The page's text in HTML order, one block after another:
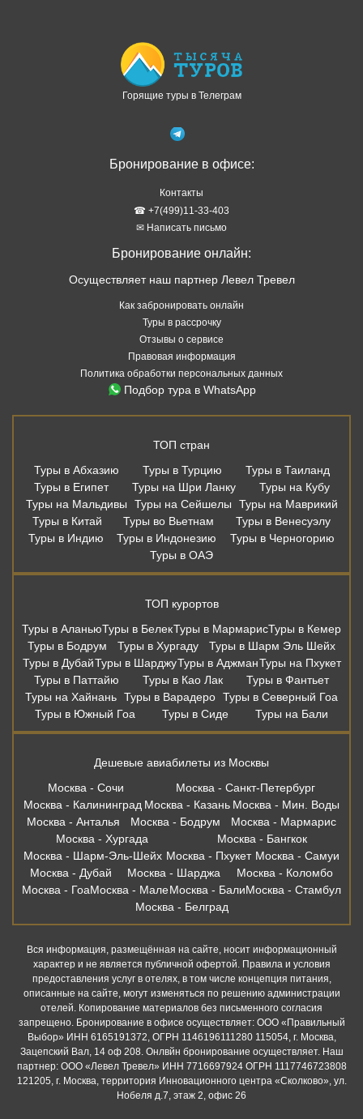
Горящие туры в Телеграм
Бронирование в офисе:
Контакты
☎ +7(499)11-33-403
✉ Написать письмо
Бронирование онлайн:
Осуществляет наш партнер Левел Тревел
Как забронировать онлайн
Туры в рассрочку
Отзывы о сервисе
Правовая информация
Политика обработки персональных данных
Подбор тура в WhatsApp
ТОП стран
Туры в Абхазию
Туры в Турцию
Туры в Таиланд
Туры в Египет
Туры на Шри Ланку
Туры на Кубу
Туры на Мальдивы
Туры на Сейшелы
Туры на Маврикий
Туры в Китай
Туры во Вьетнам
Туры в Венесуэлу
Туры в Индию
Туры в Индонезию
Туры в Черногорию
Туры в ОАЭ
ТОП курортов
Туры в АланьюТуры в БелекТуры в МармарисТуры в Кемер
Туры в Бодрум
Туры в Хургаду
Туры в Шарм Эль Шейх
Туры в ДубайТуры в ШарджуТуры в АджманТуры на Пхукет
Туры в Паттайю
Туры в Као Лак
Туры в Фантьет
Туры на Хайнань Туры в Варадеро Туры в Северный Гоа
Туры в Южный Гоа
Туры в Сиде Туры на Бали
Дешевые авиабилеты из Москвы
Москва - Сочи
Москва - Санкт-Петербург
Москва - Калининград Москва - Казань Москва - Мин. Воды
Москва - Анталья
Москва - Бодрум
Москва - Мармарис
Москва - Хургада
Москва - Бангкок
Москва - Шарм-Эль-Шейх Москва - Пхукет Москва - Самуи
Москва - Дубай
Москва - Шарджа
Москва - Коломбо
Москва - ГоаМосква - МалеМосква - БалиМосква - Стамбул
Москва - Белград
Вся информация, размещённая на сайте, носит информационный
характер и не является публичной офертой. Правила и условия
предоставления услуг в отелях, в том числе концепция питания,
описанные на сайте, могут изменяться по решению администрации
отелей. Копирование материалов без письменного согласия
запрещено. Бронирование в офисе осуществляет: ООО «Правильный
Выбор» ИНН 6165191372, ОГРН 1146196111280 115054, г. Москва,
Зацепский Вал, 14 оф 208. Онлвйн бронирование осуществляет. Наш
партнер: ООО «Левел Тревел» ИНН 7716697924 ОГРН 1117746723808
121205, г. Москва, территория Инновационного центра «Сколково», ул.
Нобеля д.7, этаж 2, офис 26